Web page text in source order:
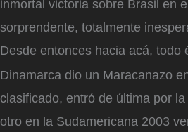
inmortal victoria sobre Brasil en
sorprendente, totalmente
Desde entonces hacia acá, todo
Dinamarca dio un Maracanazo
clasificado, entró de última por
otro en la Sudamericana 2003